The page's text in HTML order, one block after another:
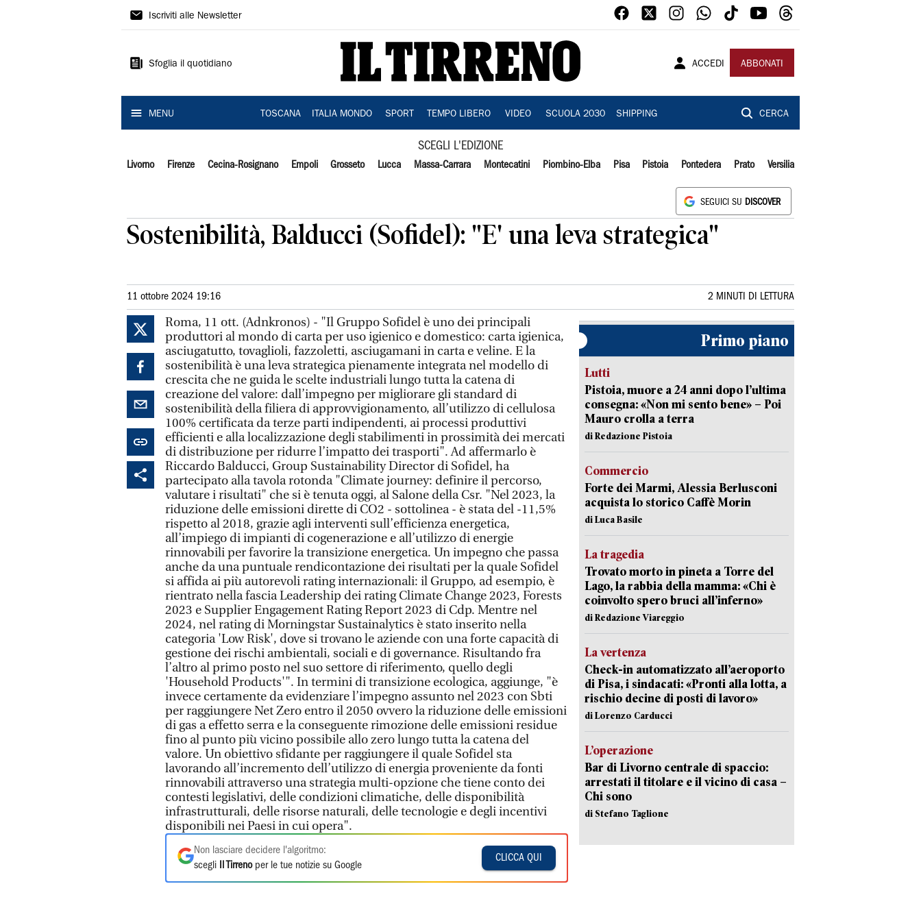
Il
Iscriviti alle Newsletter
Sfoglia il quotidiano ACCEDI ABBONATI
MENU TOSCANA ITALIA MONDO SPORT TEMPO LIBERO VIDEO SCUOLA 2030 SHIPPING CERCA
SCEGLI L'EDIZIONE
Livorno Firenze Cecina-Rosignano Empoli Grosseto Lucca Massa-Carrara Montecatini Piombino-Elba Pisa Pistoia Pontedera Prato Versilia
SEGUICI SU DISCOVER
Sostenibilità, Balducci (Sofidel): "E' una leva strategica"
11 ottobre 2024 19:16 2 MINUTI DI LETTURA
Roma, 11 ott. (Adnkronos) - "Il Gruppo Sofidel è uno dei principali
produttori al mondo di carta per uso igienico e domestico: carta igienica,
asciugatutto, tovaglioli, fazzoletti, asciugamani in carta e veline. E la
sostenibilità è una leva strategica pienamente integrata nel modello di
crescita che ne guida le scelte industriali lungo tutta la catena di
creazione del valore: dall’impegno per migliorare gli standard di
sostenibilità della filiera di approvvigionamento, all’utilizzo di cellulosa
100% certificata da terze parti indipendenti, ai processi produttivi
efficienti e alla localizzazione degli stabilimenti in prossimità dei mercati
di distribuzione per ridurre l’impatto dei trasporti". Ad affermarlo è
Riccardo Balducci, Group Sustainability Director di Sofidel, ha
partecipato alla tavola rotonda "Climate journey: definire il percorso,
valutare i risultati" che si è tenuta oggi, al Salone della Csr. "Nel 2023, la
riduzione delle emissioni dirette di CO2 - sottolinea - è stata del -11,5%
rispetto al 2018, grazie agli interventi sull’efficienza energetica,
all’impiego di impianti di cogenerazione e all’utilizzo di energie
rinnovabili per favorire la transizione energetica. Un impegno che passa
anche da una puntuale rendicontazione dei risultati per la quale Sofidel
si affida ai più autorevoli rating internazionali: il Gruppo, ad esempio, è
rientrato nella fascia Leadership dei rating Climate Change 2023, Forests
2023 e Supplier Engagement Rating Report 2023 di Cdp. Mentre nel
2024, nel rating di Morningstar Sustainalytics è stato inserito nella
categoria 'Low Risk', dove si trovano le aziende con una forte capacità di
gestione dei rischi ambientali, sociali e di governance. Risultando fra
l’altro al primo posto nel suo settore di riferimento, quello degli
'Household Products'". In termini di transizione ecologica, aggiunge, "è
invece certamente da evidenziare l’impegno assunto nel 2023 con Sbti
per raggiungere Net Zero entro il 2050 ovvero la riduzione delle emissioni
di gas a effetto serra e la conseguente rimozione delle emissioni residue
fino al punto più vicino possibile allo zero lungo tutta la catena del
valore. Un obiettivo sfidante per raggiungere il quale Sofidel sta
lavorando all’incremento dell’utilizzo di energia proveniente da fonti
rinnovabili attraverso una strategia multi-opzione che tiene conto dei
contesti legislativi, delle condizioni climatiche, delle disponibilità
infrastrutturali, delle risorse naturali, delle tecnologie e degli incentivi
disponibili nei Paesi in cui opera".
Non lasciare decidere l'algoritmo:
scegli
Il Tirrenoper le tue notizie su Google
CLICCA QUI
Primo piano
Lutti
Pistoia, muore a 24 anni dopo l’ultima
consegna: «Non mi sento bene» – Poi
Mauro crolla a terra
di Redazione Pistoia
Commercio
Forte dei Marmi, Alessia Berlusconi
acquista lo storico Caffè Morin
di Luca Basile
La tragedia
Trovato morto in pineta a Torre del
Lago, la rabbia della mamma: «Chi è
coinvolto spero bruci all’inferno»
di Redazione Viareggio
La vertenza
Check-in automatizzato all’aeroporto
di Pisa, i sindacati: «Pronti alla lotta, a
rischio decine di posti di lavoro»
di Lorenzo Carducci
L’operazione
Bar di Livorno centrale di spaccio:
arrestati il titolare e il vicino di casa –
Chi sono
di Stefano Taglione